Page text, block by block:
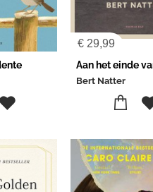
€29,99
Bert Natter